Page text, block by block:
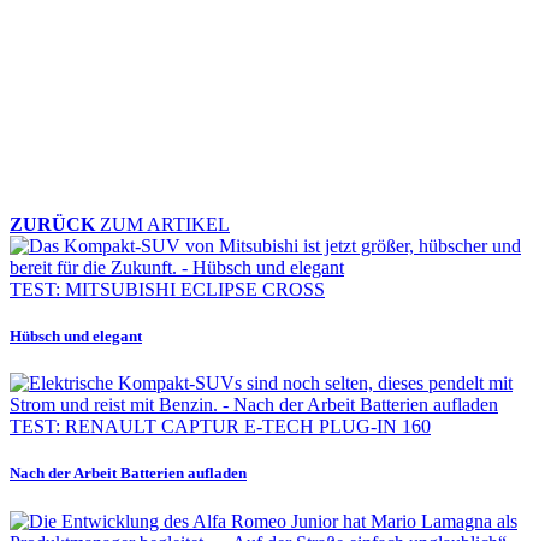
ZURÜCK ZUM ARTIKEL
TEST: MITSUBISHI ECLIPSE CROSS
Hübsch und elegant
TEST: RENAULT CAPTUR E-TECH PLUG-IN 160
Nach der Arbeit Batterien aufladen